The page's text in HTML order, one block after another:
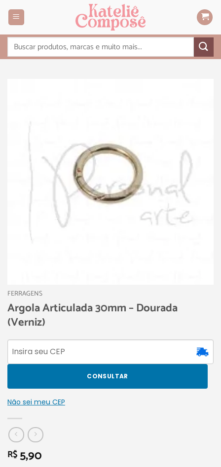
FERRAGENS
Argola Articulada 30mm – Dourada
(Verniz)
CONSULTAR
Não sei meu CEP
R$5,90